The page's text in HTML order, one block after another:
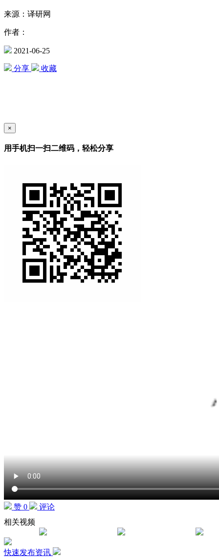
来源：译研网
作者：
2021-06-25
分享 收藏
×
用手机扫一扫二维码，轻松分享
赞 0
评论
相关视频
快速发布资讯